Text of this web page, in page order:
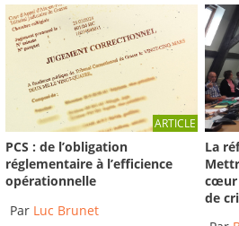
11:44
Médias sociaux en
citoyens, acteurs...
2019-Institut des
20:05
Le dispositif de
Partagence...
Institut des
ARTICLE
PCS : de l’obligation
réglementaire à l’efficience
opérationnelle
Par Luc Brunet
La
cœur
de